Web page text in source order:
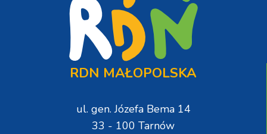
RDN MAŁOPOLSKA
ul. gen. Józefa Bema 14
33 - 100 Tarnów